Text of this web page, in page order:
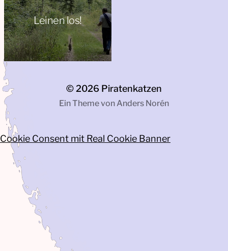
Leinen los!
© 2026 Piratenkatzen
Ein Theme von Anders Norén
Cookie Consent mit Real Cookie Banner